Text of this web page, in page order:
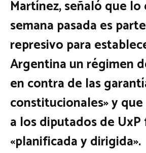
Martínez, señaló que
semana pasada es
represivo para
Argentina un régimen
en contra de las
constitucionales» y
a los diputados de UxP
«planificada y dirigida».